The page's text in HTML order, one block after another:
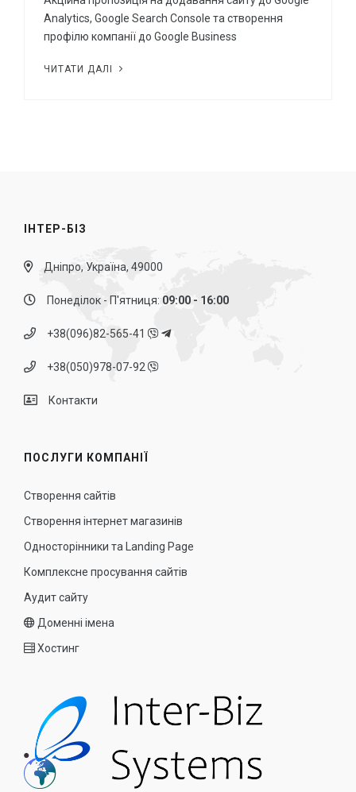
Analytics, Google Search Console та створення
профілю компанії до Google Business
ЧИТАТИ ДАЛІ
ІНТЕР-БІЗ
Дніпро, Україна, 49000
Понеділок - П'ятниця: 09:00 - 16:00
+38(096)82-565-41
+38(050)978-07-92
Контакти
ПОСЛУГИ КОМПАНІЇ
Створення сайтів
Створення інтернет магазинів
Односторінники та Landing Page
Комплексне просування сайтів
Аудит сайту
Доменні імена
Хостинг